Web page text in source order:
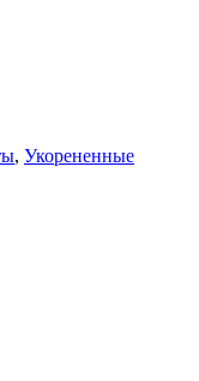
, Укорененные